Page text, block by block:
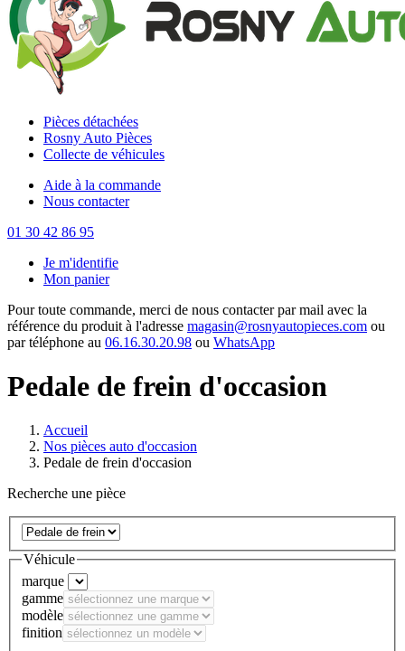
Pièces détachées
Rosny Auto Pièces
Collecte de véhicules
Aide à la commande
Nous contacter
01 30 42 86 95
Je m'identifie
Mon panier
Pour toute commande, merci de nous contacter par mail avec la
référence du produit à l'adresse magasin@rosnyautopieces.com ou
par téléphone au 06.16.30.20.98 ou WhatsApp
Pedale de frein d'occasion
Accueil
Nos pièces auto d'occasion
Pedale de frein d'occasion
Recherche une pièce
Véhicule
marque
gamme
modèle
finition